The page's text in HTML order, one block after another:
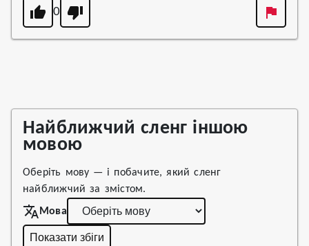
0
Найближчий сленг іншою
мовою
Оберіть мову — і побачите, який сленг
найближчий за змістом.
Мова
Показати збіги